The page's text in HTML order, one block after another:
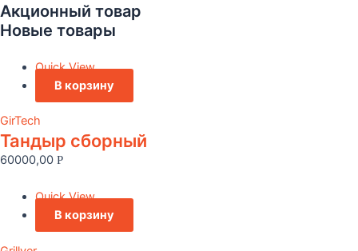
Акционный товар
Новые товары
Quick View
В корзину
GirTech
Тандыр сборный
60000,00 Р
Quick View
В корзину